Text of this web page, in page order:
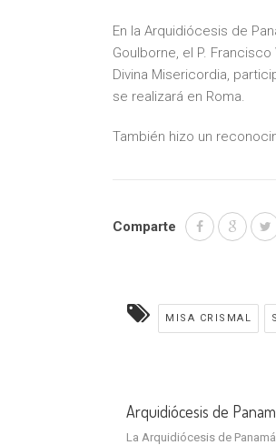
En la Arquidiócesis de
Goulborne, el P.
Divina Misericordia,
se realizará en Roma.
También hizo un
Comparte
MISA CRISMAL
Arquidiócesis de
La Arquidiócesis de